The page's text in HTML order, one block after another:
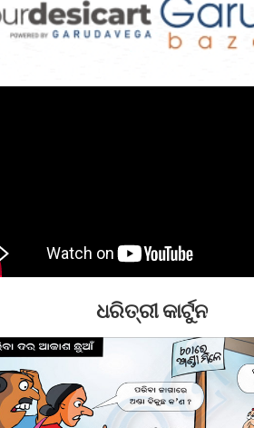
ଧରିତ୍ରୀ କାର୍ଟୁନ